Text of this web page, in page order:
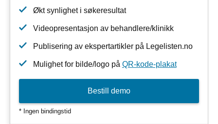
Økt synlighet i søkeresultat
Videopresentasjon av behandlere/klinikk
Publisering av ekspertartikler på Legelisten.no
Mulighet for bilde/logo på QR-kode-plakat
Bestill demo
* Ingen bindingstid